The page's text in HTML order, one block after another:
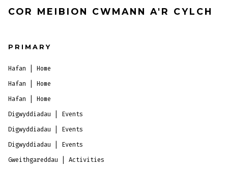
COR MEIBION CWMANN A'R CYLCH
PRIMARY
Hafan | Home
Hafan | Home
Hafan | Home
Digwyddiadau | Events
Digwyddiadau | Events
Digwyddiadau | Events
Gweithgareddau | Activities